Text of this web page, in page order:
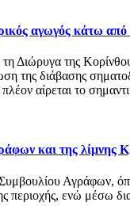
αγωγός κάτω
της Κορίνθου,
της διάβασης
αίρεται το
και της λίμνης
Αγράφων,
περιοχής, ενώ μέσω